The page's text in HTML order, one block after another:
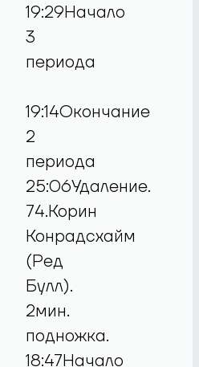
19:29Начало
3
периода
19:14Окончание
2
периода
25:06Удаление.
74.Корин
Конрадсхайм
(Ред
Булл).
2мин.
подножка.
18:47Начало